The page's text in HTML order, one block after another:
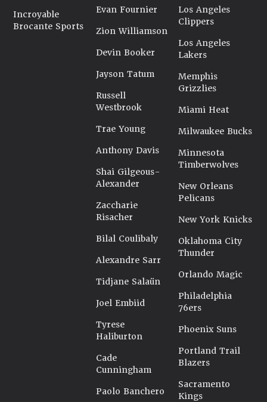
Incroyable
Brocante Sports
Evan Fournier
Zion Williamson
Devin Booker
Jayson Tatum
Russell
Westbrook
Trae Young
Anthony Davis
Shai Gilgeous-
Alexander
Zaccharie
Risacher
Bilal Coulibaly
Alexandre Sarr
Tidjane Salaün
Joel Embiid
Tyrese
Haliburton
Cade
Cunningham
Paolo Banchero
Los Angeles
Clippers
Los Angeles
Lakers
Memphis
Grizzlies
Miami Heat
Milwaukee Bucks
Minnesota
Timberwolves
New Orleans
Pelicans
New York Knicks
Oklahoma City
Thunder
Orlando Magic
Philadelphia
76ers
Phoenix Suns
Portland Trail
Blazers
Sacramento
Kings